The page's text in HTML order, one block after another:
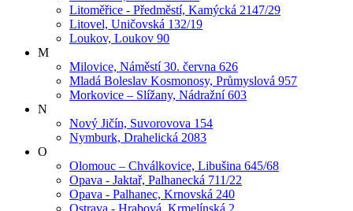
Litoměřice - Předměstí, Kamýcká 2147/29
Litovel, Uničovská 132/19
Loukov, Loukov 90
M
Milovice, Náměstí 30. června 626
Mladá Boleslav Kosmonosy, Průmyslová 957
Morkovice – Slížany, Nádražní 603
N
Nový Jičín, Suvorovova 154
Nymburk, Drahelická 2083
O
Olomouc – Chválkovice, Libušina 645/68
Opava - Jaktař, Palhanecká 711/22
Opava - Palhanec, Krnovská 240
Ostrava - Hrabová, Krmelínská 2